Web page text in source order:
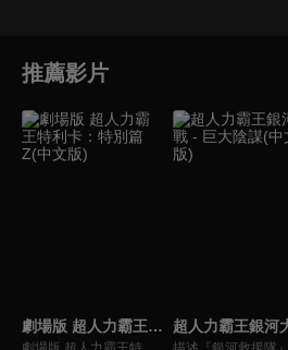
推薦影片
劇場版 超人力霸王特利卡：特別篇Z(中文版)